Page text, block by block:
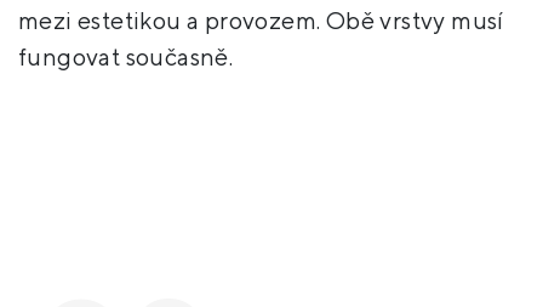
mezi estetikou a provozem. Obě vrstvy musí
fungovat současně.